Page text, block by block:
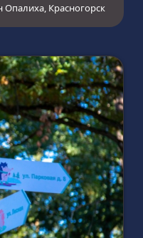
Опалиха, Красногорск